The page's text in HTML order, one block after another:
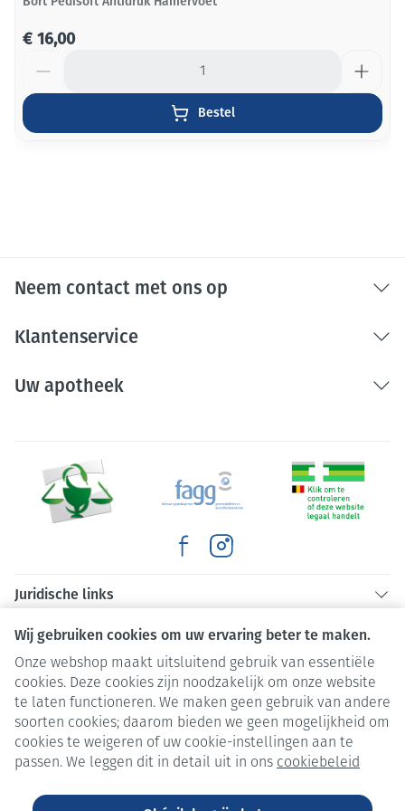
Wij gebruiken cookies om uw ervaring beter te maken.
Onze webshop maakt uitsluitend gebruik van essentiële
cookies. Deze cookies zijn noodzakelijk om onze website
te laten functioneren. We maken geen gebruik van andere
soorten cookies; daarom bieden we geen mogelijkheid om
cookies te weigeren of uw cookie-instellingen aan te
passen. We leggen dit in detail uit in ons cookiebeleid
€ 16,00
Bestel
Neem contact met ons op
Klantenservice
Uw apotheek
Juridische links